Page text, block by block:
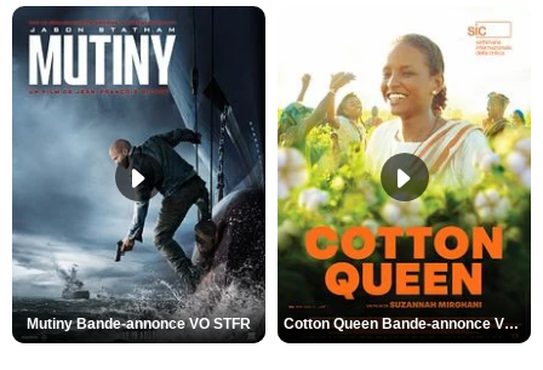
Mutiny Bande-annonce VO STFR Cotton Queen Bande-annonce VO STFR